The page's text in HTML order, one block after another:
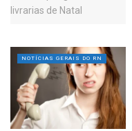
NOTÍCIAS GERAIS DO RN